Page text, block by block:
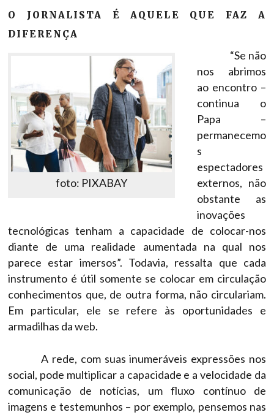
O JORNALISTA É AQUELE QUE FAZ A
DIFERENÇA
foto: PIXABAY
“Se não
nos abrimos
ao encontro –
continua o
Papa –
permanecemo
s
espectadores
externos, não
obstante as
inovações
tecnológicas tenham a capacidade de colocar-nos
diante de uma realidade aumentada na qual nos
parece estar imersos”. Todavia, ressalta que cada
instrumento é útil somente se colocar em circulação
conhecimentos que, de outra forma, não circulariam.
Em particular, ele se refere às oportunidades e
armadilhas da web.
A rede, com suas inumeráveis expressões nos
social, pode multiplicar a capacidade e a velocidade da
comunicação de notícias, um fluxo contínuo de
imagens e testemunhos – por exemplo, pensemos nas